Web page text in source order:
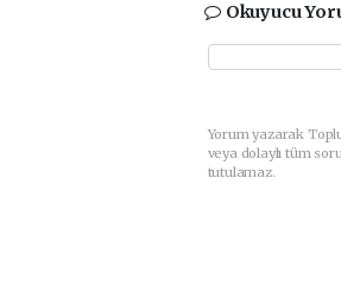
Okuyucu
Yorum yazarak
veya dolaylı tüm
tutulamaz.